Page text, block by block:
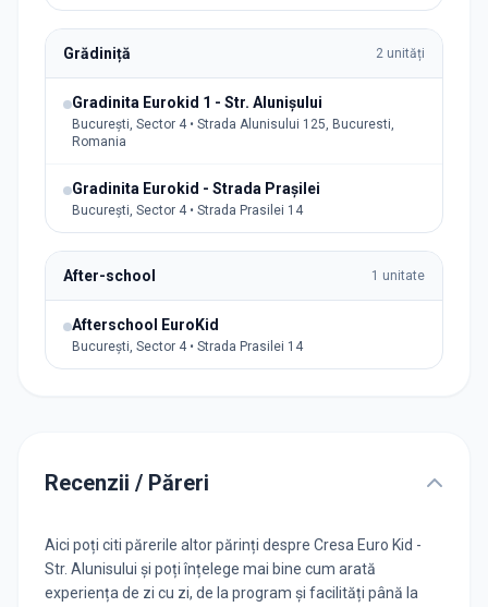
Grădiniță 2 unități
Gradinita Eurokid 1 - Str. Alunișului
București, Sector 4 • Strada Alunisului 125, Bucuresti,
Romania
Gradinita Eurokid - Strada Prașilei
București, Sector 4 • Strada Prasilei 14
After-school 1 unitate
Afterschool EuroKid
București, Sector 4 • Strada Prasilei 14
Recenzii / Păreri
Aici poți citi părerile altor părinți despre Cresa Euro Kid -
Str. Alunisului și poți înțelege mai bine cum arată
experiența de zi cu zi, de la program și facilități până la